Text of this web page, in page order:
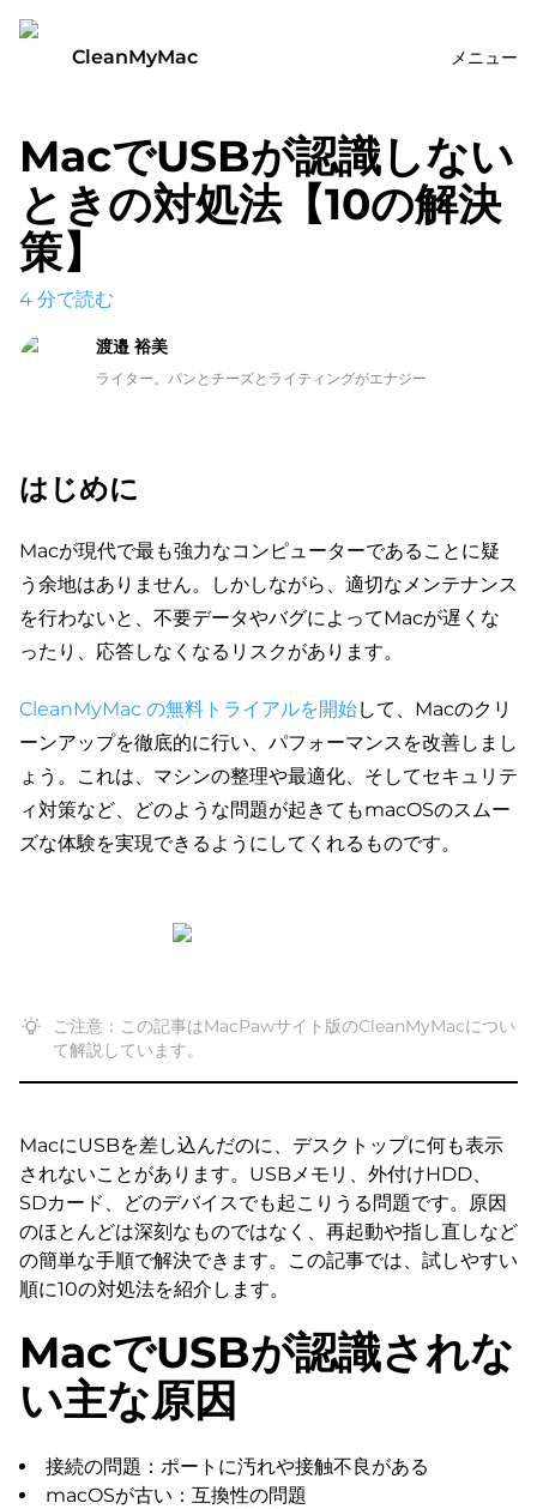
CleanMyMac メニュー
MacでUSBが認識しない
ときの対処法【10の解決
策】
4 分で読む
渡邉 裕美
ライター。パンとチーズとライティングがエナジー
はじめに
Macが現代で最も強力なコンピューターであることに疑
う余地はありません。しかしながら、適切なメンテナンス
を行わないと、不要データやバグによってMacが遅くな
ったり、応答しなくなるリスクがあります。
CleanMyMac の無料トライアルを開始して、Macのクリ
ーンアップを徹底的に行い、パフォーマンスを改善しまし
ょう。これは、マシンの整理や最適化、そしてセキュリテ
ィ対策など、どのような問題が起きてもmacOSのスムー
ズな体験を実現できるようにしてくれるものです。
ご注意：この記事はMacPawサイト版のCleanMyMacについ
て解説しています。
MacにUSBを差し込んだのに、デスクトップに何も表示
されないことがあります。USBメモリ、外付けHDD、
SDカード、どのデバイスでも起こりうる問題です。原因
のほとんどは深刻なものではなく、再起動や指し直しなど
の簡単な手順で解決できます。この記事では、試しやすい
順に10の対処法を紹介します。
MacでUSBが認識されな
い主な原因
接続の問題：ポートに汚れや接触不良がある
macOSが古い：互換性の問題